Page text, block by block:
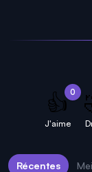
0
👍
J'aime
Récentes